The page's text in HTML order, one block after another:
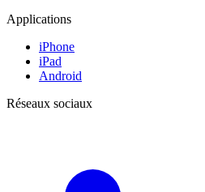
Applications
iPhone
iPad
Android
Réseaux sociaux